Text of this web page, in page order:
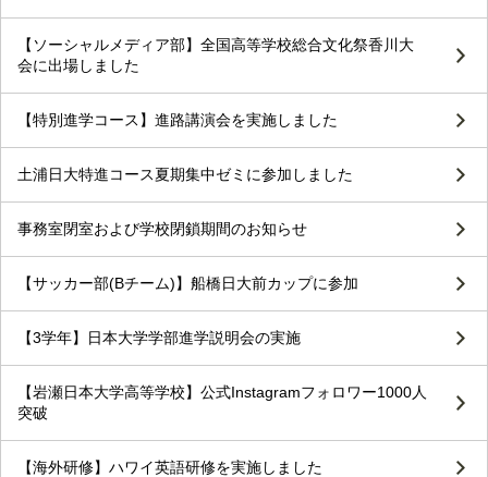
【ソーシャルメディア部】全国高等学校総合文化祭香川大
会に出場しました
【特別進学コース】進路講演会を実施しました
土浦日大特進コース夏期集中ゼミに参加しました
事務室閉室および学校閉鎖期間のお知らせ
【サッカー部(Bチーム)】船橋日大前カップに参加
【3学年】日本大学学部進学説明会の実施
【岩瀬日本大学高等学校】公式Instagramフォロワー1000人
突破
【海外研修】ハワイ英語研修を実施しました